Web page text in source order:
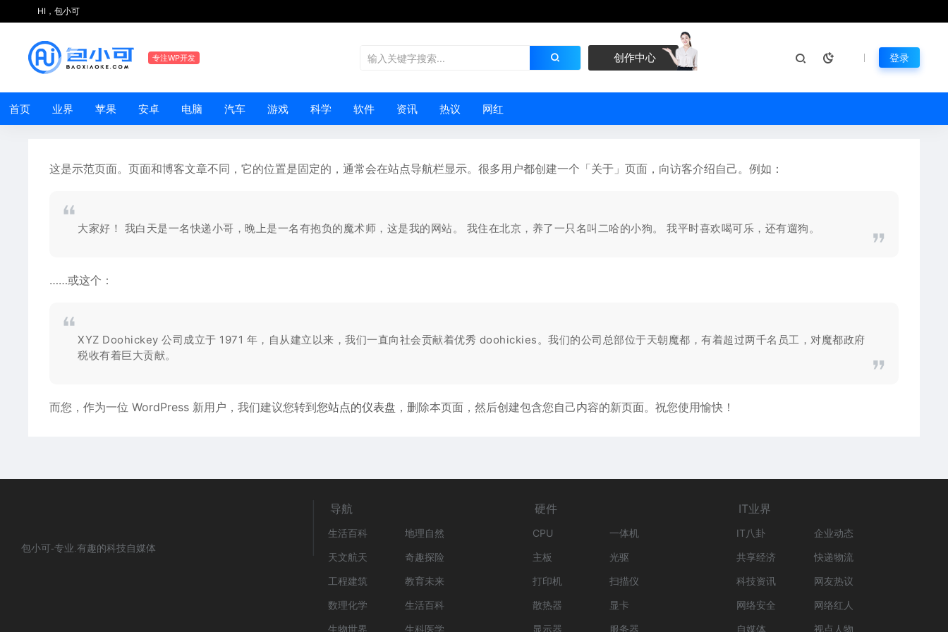
HI，包小可
专注WP开发 创作中心 登录
首页 业界 苹果 安卓 电脑 汽车 游戏 科学 软件 资讯 热议 网红
这是示范页面。页面和博客文章不同，它的位置是固定的，通常会在站点导航栏显示。很多用户都创建一个「关于」页面，向访客介绍自己。例如：
大家好！ 我白天是一名快递小哥，晚上是一名有抱负的魔术师，这是我的网站。 我住在北京，养了一只名叫二哈的小狗。 我平时喜欢喝可乐，还有遛狗。
……或这个：
XYZ Doohickey 公司成立于 1971 年，自从建立以来，我们一直向社会贡献着优秀 doohickies。我们的公司总部位于天朝魔都，有着超过两千名员工，对魔都政府
税收有着巨大贡献。
而您，作为一位 WordPress 新用户，我们建议您转到您站点的仪表盘 ，删除本页面，然后创建包含您自己内容的新页面。祝您使用愉快！
包小可-专业.有趣的科技自媒体
导航
生活百科
地理自然
天文航天
奇趣探险
工程建筑
教育未来
数理化学
生活百科
生物世界
生科医学
硬件
CPU
一体机
主板
光驱
打印机
扫描仪
散热器
显卡
显示器
服务器
IT业界
IT八卦
企业动态
共享经济
快递物流
科技资讯
网友热议
网络安全
网络红人
自媒体
视点人物